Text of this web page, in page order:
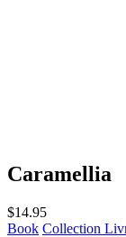
Caramellia
$14.95
Book Collection